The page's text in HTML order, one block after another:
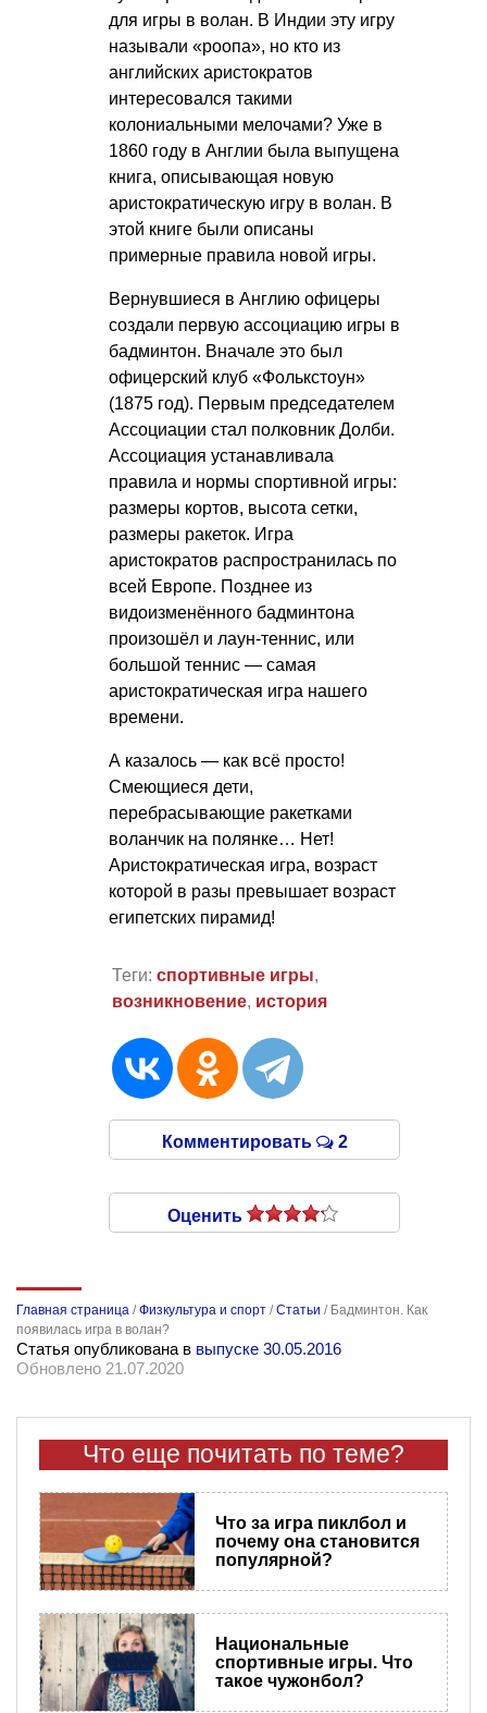
для игры в волан. В Индии эту игру
называли «роопа», но кто из
английских аристократов
интересовался такими
колониальными мелочами? Уже в
1860 году в Англии была выпущена
книга, описывающая новую
аристократическую игру в волан. В
этой книге были описаны
примерные правила новой игры.
Вернувшиеся в Англию офицеры
создали первую ассоциацию игры в
бадминтон. Вначале это был
офицерский клуб «Фолькстоун»
(1875 год). Первым председателем
Ассоциации стал полковник Долби.
Ассоциация устанавливала
правила и нормы спортивной игры:
размеры кортов, высота сетки,
размеры ракеток. Игра
аристократов распространилась по
всей Европе. Позднее из
видоизменённого бадминтона
произошёл и лаун-теннис, или
большой теннис — самая
аристократическая игра нашего
времени.
А казалось — как всё просто!
Смеющиеся дети,
перебрасывающие ракетками
воланчик на полянке… Нет!
Аристократическая игра, возраст
которой в разы превышает возраст
египетских пирамид!
Теги: спортивные игры,
возникновение, история
Комментировать 2
Оценить
Главная страница /Физкультура и спорт /Статьи / Бадминтон. Как
появилась игра в волан?
Статья опубликована в выпуске 30.05.2016
Обновлено 21.07.2020
Что еще почитать по теме?
Что за игра пиклбол и
почему она становится
популярной?
Национальные
спортивные игры. Что
такое чужонбол?